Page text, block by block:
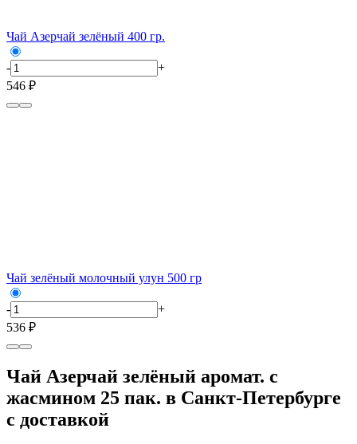
Чай Азерчай зелёный 400 гр.
-
+
546 ₽
Чай зелёный молочный улун 500 гр
-
+
536 ₽
Чай Азерчай зелёный аромат. с
жасмином 25 пак. в Санкт-Петербурге
с доставкой